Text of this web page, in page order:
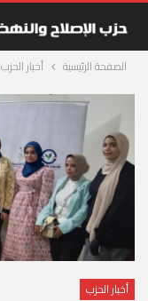
الصفحة الرئيسية أخبار الحزب
أخبار الحزب